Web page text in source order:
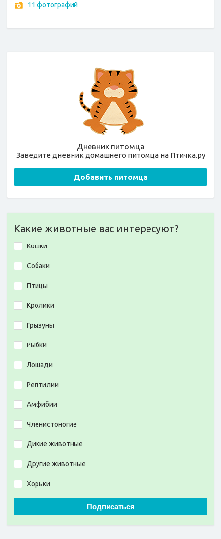
11 фотографий
Дневник питомца
Заведите дневник домашнего питомца на Птичка.ру
Добавить питомца
Какие животные вас интересуют?
Кошки
Собаки
Птицы
Кролики
Грызуны
Рыбки
Лошади
Рептилии
Амфибии
Членистоногие
Дикие животные
Другие животные
Хорьки
Подписаться